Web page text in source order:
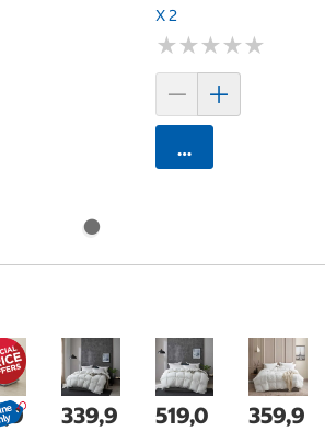
X 2
★★★★★
★★★★★
카트에 담기
339,9
519,0
359,9